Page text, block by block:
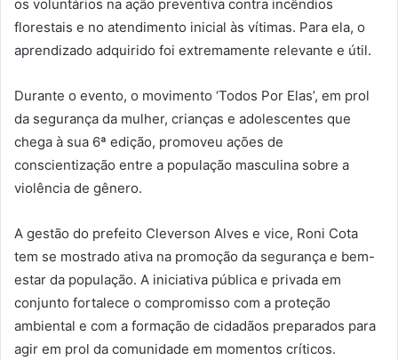
os voluntários na ação preventiva contra incêndios
florestais e no atendimento inicial às vítimas. Para ela, o
aprendizado adquirido foi extremamente relevante e útil.
Durante o evento, o movimento ‘Todos Por Elas’, em prol
da segurança da mulher, crianças e adolescentes que
chega à sua 6ª edição, promoveu ações de
conscientização entre a população masculina sobre a
violência de gênero.
A gestão do prefeito Cleverson Alves e vice, Roni Cota
tem se mostrado ativa na promoção da segurança e bem-
estar da população. A iniciativa pública e privada em
conjunto fortalece o compromisso com a proteção
ambiental e com a formação de cidadãos preparados para
agir em prol da comunidade em momentos críticos.